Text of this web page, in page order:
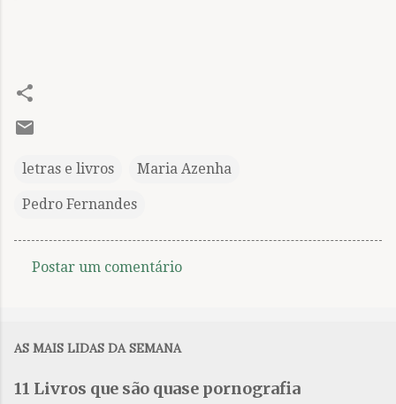
letras e livros Maria Azenha
Pedro Fernandes
n
Postar um comentário
AS MAIS LIDAS DA SEMANA
11 Livros que são quase pornografia